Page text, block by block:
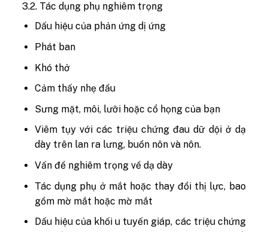
3.2. Tác dụng phụ nghiêm trọng
Dấu hiệu của phản ứng dị ứng
Phát ban
Khó thở
Cảm thấy nhẹ đầu
Sưng mặt, môi, lưỡi hoặc cổ họng của bạn
Viêm tụy với các triệu chứng đau dữ dội ở dạ
dày trên lan ra lưng, buồn nôn và nôn.
Vấn đề nghiêm trọng về dạ dày
Tác dụng phụ ở mắt hoặc thay đổi thị lực, bao
gồm mờ mắt hoặc mờ mắt
Dấu hiệu của khối u tuyến giáp, các triệu chứng